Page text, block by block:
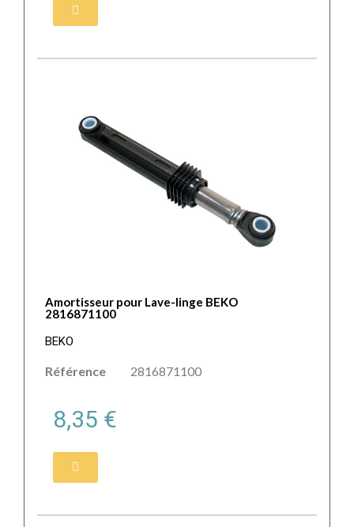
Amortisseur pour Lave-linge BEKO
2816871100
BEKO
Référence 2816871100
8,35 €